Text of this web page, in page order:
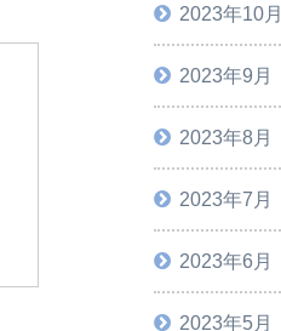
2023年10月
2023年9月
2023年8月
2023年7月
2023年6月
2023年5月